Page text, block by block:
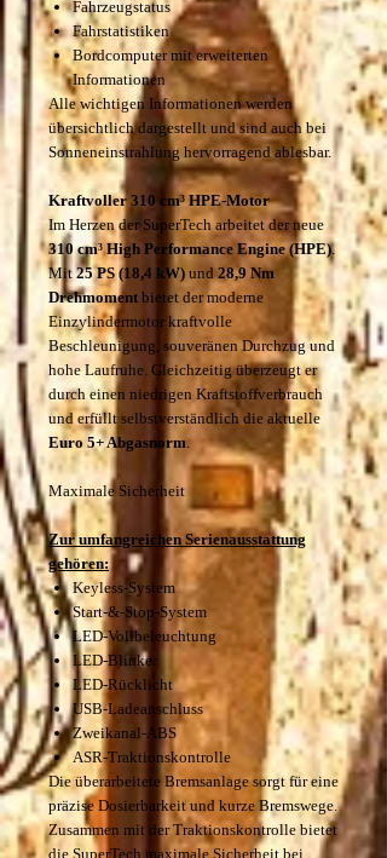
Fahrzeugstatus
Fahrstatistiken
Bordcomputer mit erweiterten
Informationen
Alle wichtigen Informationen werden
übersichtlich dargestellt und sind auch bei
Sonneneinstrahlung hervorragend ablesbar.
Kraftvoller 310 cm³ HPE-Motor
Im Herzen der SuperTech arbeitet der neue
310 cm³ High Performance Engine (HPE).
Mit25 PS (18,4 kW) und28,9 Nm
Drehmoment bietet der moderne
Einzylindermotor kraftvolle
Beschleunigung, souveränen Durchzug und
hohe Laufruhe. Gleichzeitig überzeugt er
durch einen niedrigen Kraftstoffverbrauch
und erfüllt selbstverständlich die aktuelle
Euro 5+ Abgasnorm.
Maximale Sicherheit
Zur umfangreichen Serienausstattung
gehören:
Keyless-System
Start-&-Stop-System
LED-Vollbeleuchtung
LED-Blinker
LED-Rücklicht
USB-Ladeanschluss
Zweikanal-ABS
ASR-Traktionskontrolle
Die überarbeitete Bremsanlage sorgt für eine
präzise Dosierbarkeit und kurze Bremswege.
Zusammen mit der Traktionskontrolle bietet
die SuperTech maximale Sicherheit bei